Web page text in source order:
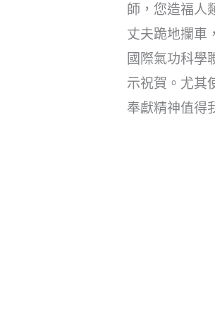
師，您造福人
丈夫跪地攔車
國際氣功科學
示祝賀。尤其
奉獻精神值得